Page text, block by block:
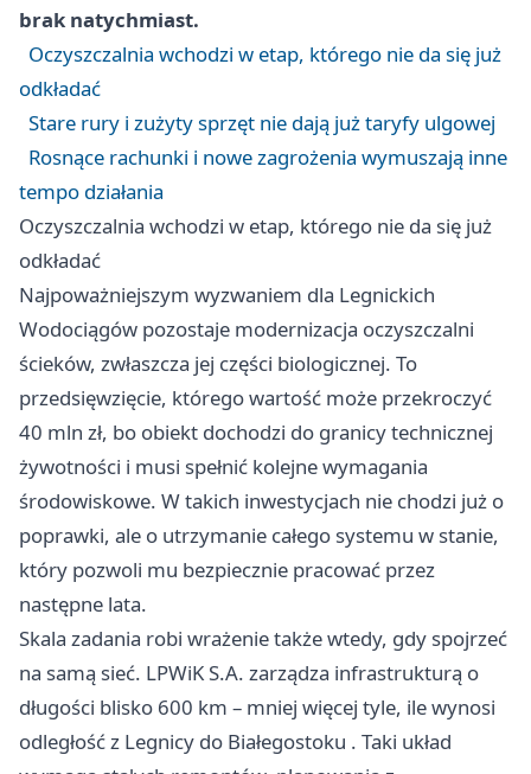
brak natychmiast.
Oczyszczalnia wchodzi w etap, którego nie da się już
odkładać
Stare rury i zużyty sprzęt nie dają już taryfy ulgowej
Rosnące rachunki i nowe zagrożenia wymuszają inne
tempo działania
Oczyszczalnia wchodzi w etap, którego nie da się już
odkładać
Najpoważniejszym wyzwaniem dla Legnickich
Wodociągów pozostaje modernizacja oczyszczalni
ścieków, zwłaszcza jej części biologicznej. To
przedsięwzięcie, którego wartość może przekroczyć
40 mln zł, bo obiekt dochodzi do granicy technicznej
żywotności i musi spełnić kolejne wymagania
środowiskowe. W takich inwestycjach nie chodzi już o
poprawki, ale o utrzymanie całego systemu w stanie,
który pozwoli mu bezpiecznie pracować przez
następne lata.
Skala zadania robi wrażenie także wtedy, gdy spojrzeć
na samą sieć. LPWiK S.A. zarządza infrastrukturą o
długości blisko 600 km – mniej więcej tyle, ile wynosi
odległość z Legnicy do Białegostoku . Taki układ